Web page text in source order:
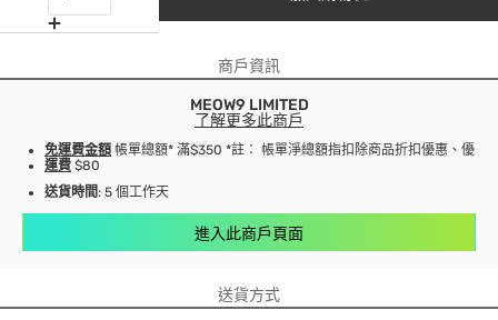
商戶資訊
MEOW9 LIMITED
了解更多此商戶
免運費金額 帳單總額* 滿$350 *註： 帳單淨總額指扣除商品折扣優惠、優惠
運費 $80
送貨時間: 5 個工作天
進入此商戶頁面
送貨方式